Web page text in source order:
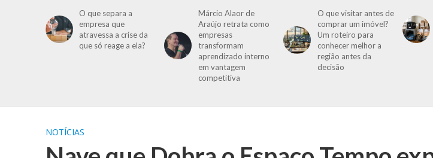
O que separa a
empresa que
atravessa a crise da
que só reage a ela?
Márcio Alaor de
Araújo retrata como
empresas
transformam
aprendizado interno
em vantagem
competitiva
O que visitar antes de
comprar um imóvel?
Um roteiro para
conhecer melhor a
região antes da
decisão
NOTÍCIAS